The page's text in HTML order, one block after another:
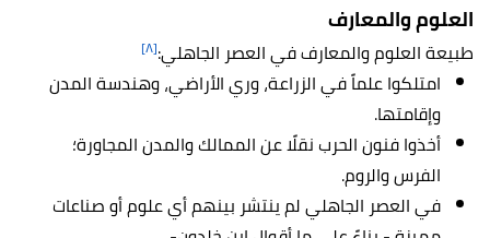
العلوم والمعارف
طبيعة العلوم والمعارف في العصر الجاهلي:[٨]
امتلكوا علماً في الزراعة، وري الأراضي، وهندسة المدن
وإقامتها.
أخذوا فنون الحرب نقلًا عن الممالك والمدن المجاورة؛
الفرس والروم.
في العصر الجاهلي لم ينتشر بينهم أي علوم أو صناعات